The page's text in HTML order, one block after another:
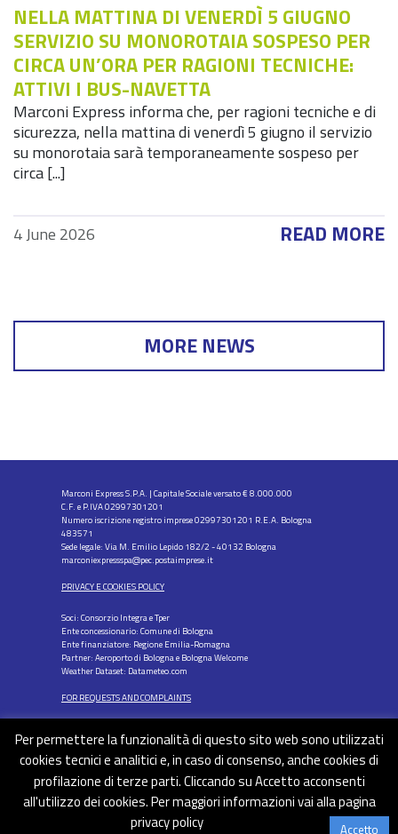
NELLA MATTINA DI VENERDÌ 5 GIUGNO
SERVIZIO SU MONOROTAIA SOSPESO PER
CIRCA UN’ORA PER RAGIONI TECNICHE:
ATTIVI I BUS-NAVETTA
Marconi Express informa che, per ragioni tecniche e di
sicurezza, nella mattina di venerdì 5 giugno il servizio
su monorotaia sarà temporaneamente sospeso per
circa [...]
4 June 2026 READ MORE
MORE NEWS
Marconi Express S.P.A. | Capitale Sociale versato € 8.000.000
C.F. e P.IVA 02997301201
Numero iscrizione registro imprese 02997301201 R.E.A. Bologna
483571
Sede legale: Via M. Emilio Lepido 182/2 - 40132 Bologna
marconiexpressspa@pec.postaimprese.it
PRIVACY E COOKIES POLICY
FOLLOW US
Soci: Consorzio Integra e Tper
Ente concessionario: Comune di Bologna
Ente finanziatore: Regione Emilia-Romagna
Partner: Aeroporto di Bologna e Bologna Welcome
Weather Dataset: Datameteo.com
FOR REQUESTS AND COMPLAINTS
Per permettere la funzionalità di questo sito web sono utilizzati
cookies tecnici e analitici e, in caso di consenso, anche cookies di
profilazione di terze parti. Cliccando su Accetto acconsenti
all'utilizzo dei cookies. Per maggiori informazioni vai alla pagina
privacy policy
Accetto